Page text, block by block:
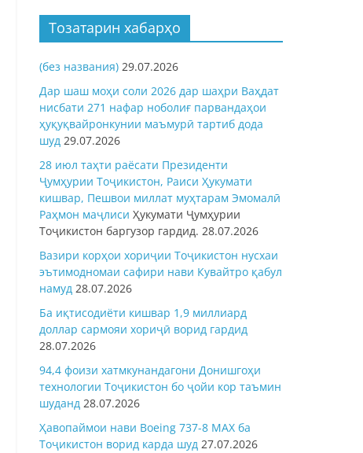
Тозатарин хабарҳо
(без названия) 29.07.2026
Дар шаш моҳи соли 2026 дар шаҳри Ваҳдат
нисбати 271 нафар ноболиғ парвандаҳои
ҳуқуқвайронкунии маъмурӣ тартиб дода
шуд 29.07.2026
28 июл таҳти раёсати Президенти
Ҷумҳурии Тоҷикистон, Раиси Ҳукумати
кишвар, Пешвои миллат муҳтарам Эмомалӣ
Раҳмон маҷлиси Ҳукумати Ҷумҳурии
Тоҷикистон баргузор гардид. 28.07.2026
Вазири корҳои хориҷии Тоҷикистон нусхаи
эътимодномаи сафири нави Кувайтро қабул
намуд 28.07.2026
Ба иқтисодиёти кишвар 1,9 миллиард
доллар сармояи хориҷӣ ворид гардид
28.07.2026
94,4 фоизи хатмкунандагони Донишгоҳи
технологии Тоҷикистон бо ҷойи кор таъмин
шуданд 28.07.2026
Ҳавопаймои нави Boeing 737-8 MAX ба
Тоҷикистон ворид карда шуд 27.07.2026